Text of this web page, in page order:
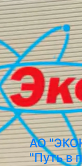
АО
"Путь в